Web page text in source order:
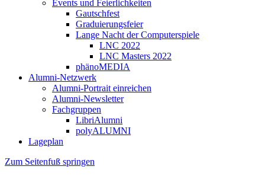
Events und Feierlichkeiten
Gautschfest
Graduierungsfeier
Lange Nacht der Computerspiele
LNC 2022
LNC Masters 2022
phänoMEDIA
Alumni-Netzwerk
Alumni-Portrait einreichen
Alumni-Newsletter
Fachgruppen
LibriAlumni
polyALUMNI
Lageplan
Zum Seitenfuß springen